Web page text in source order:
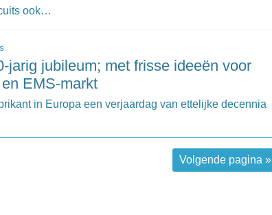
ook…
jarig jubileum; met frisse ideeën voor
EMS-markt
in Europa een verjaardag van ettelijke decennia
Volgende pagina »